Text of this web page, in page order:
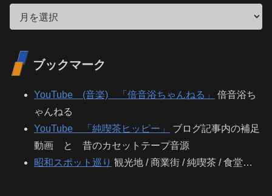
ブックマーク
YouTube (音楽) 「倍音浴ちゃんねる」
倍音浴ち
ゃんねる
YouTube 「純喫茶ヒッピー」
ブログ記事内の補足
動画 と 昔のカセットテープ音源
昭和スポット巡り 観光地 / 商業街 / 純喫茶 / 食堂…